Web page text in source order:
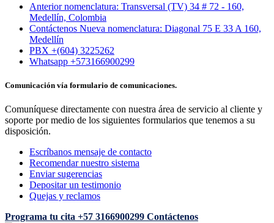
Anterior nomenclatura: Transversal (TV) 34 # 72 - 160,
Medellín, Colombia
Contáctenos Nueva nomenclatura: Diagonal 75 E 33 A 160,
Medellín
PBX +(604) 3225262
Whatsapp +573166900299
Comunicación vía formulario de comunicaciones.
Comuníquese directamente con nuestra área de servicio al cliente y
soporte por medio de los siguientes formularios que tenemos a su
disposición.
Escríbanos mensaje de contacto
Recomendar nuestro sistema
Enviar sugerencias
Depositar un testimonio
Quejas y reclamos
Programa tu cita +57 3166900299 Contáctenos